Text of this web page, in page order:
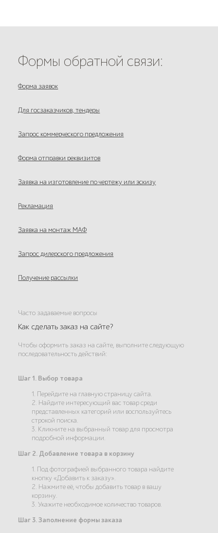
Формы обратной связи:
Форма заявок
Для госзаказчиков, тендеры
Запрос коммерческого предложения
Форма отправки реквизитов
Заявка на изготовление по чертежу или эскизу
Рекламация
Заявка на монтаж МАФ
Запрос дилерского предложения
Получение рассылки
Часто задаваемые вопросы
Как сделать заказ на сайте?
Чтобы оформить заказ на сайте, выполните следующую
последовательность действий:
Шаг 1. Выбор товара
1. Перейдите на главную страницу сайта.
2. Найдите интересующий вас товар среди
представленных категорий или воспользуйтесь
строкой поиска.
3. Кликните на выбранный товар для просмотра
подробной информации.
Шаг 2. Добавление товара в корзину
1. Под фотографией выбранного товара найдите
кнопку «Добавить к заказу».
2. Нажмите её, чтобы добавить товар в вашу
корзину.
3. Укажите необходимое количество товаров.
Шаг 3. Заполнение формы заказа